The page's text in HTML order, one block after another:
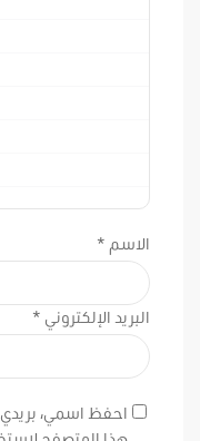
الاسم *
البريد الإلكتروني *
احفظ اسمي، بريدي